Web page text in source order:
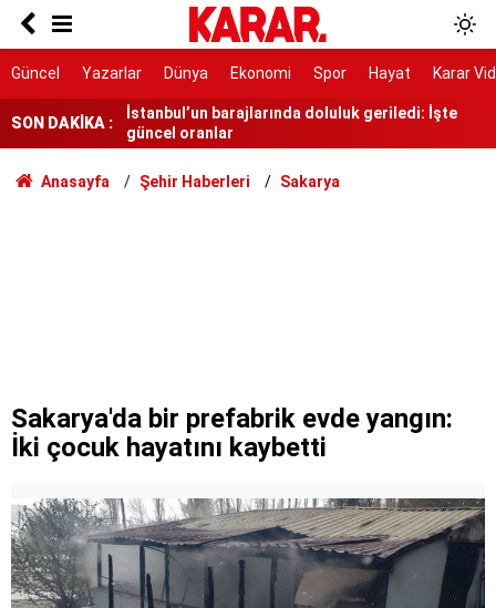
Güncel Yazarlar Dünya Ekonomi Spor Hayat Karar
SON DAKİKA :
Hava sıcaklıkları düşüyor, yağmur geliyor
güncel oranlar
Türkiye'den vize serbestisi için yeni adım
7 gün 7 gece hiç durmadan döndüler
tutuklandı
Anasayfa Şehir Haberleri Sakarya
Sakarya'da bir prefabrik evde yangın:
İki çocuk hayatını kaybetti